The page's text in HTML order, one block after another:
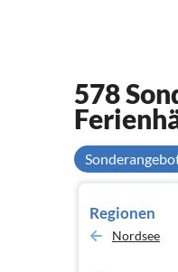
578
Regionen
Nordsee